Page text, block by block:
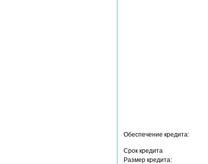
Обеспечение кредита:
Срок кредита
Размер кредита: